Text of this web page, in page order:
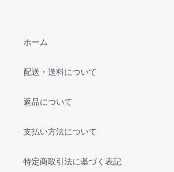
ホーム
配送・送料について
返品について
支払い方法について
特定商取引法に基づく表記